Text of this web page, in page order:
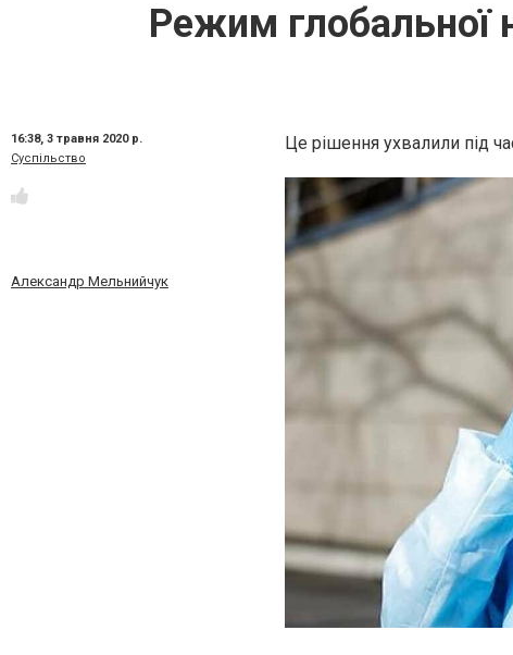
Режим глобальної
16:38, 3 травня 2020 р.
Суспільство
Александр Мельнийчук
Це рішення ухвалили під